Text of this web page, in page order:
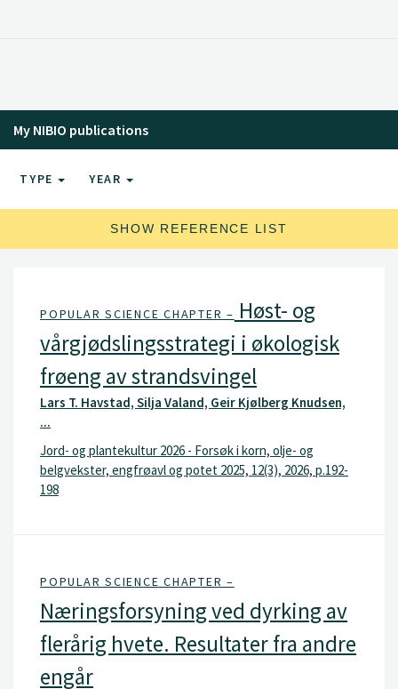
My NIBIO publications
TYPE YEAR
SHOW REFERENCE LIST
POPULAR SCIENCE CHAPTER – Høst- og
vårgjødslingsstrategi i økologisk
frøeng av strandsvingel
Lars T. Havstad, Silja Valand, Geir Kjølberg Knudsen,
...
Jord- og plantekultur 2026 - Forsøk i korn, olje- og
belgvekster, engfrøavl og potet 2025, 12(3), 2026, p.192-
198
POPULAR SCIENCE CHAPTER –
Næringsforsyning ved dyrking av
flerårig hvete. Resultater fra andre
engår